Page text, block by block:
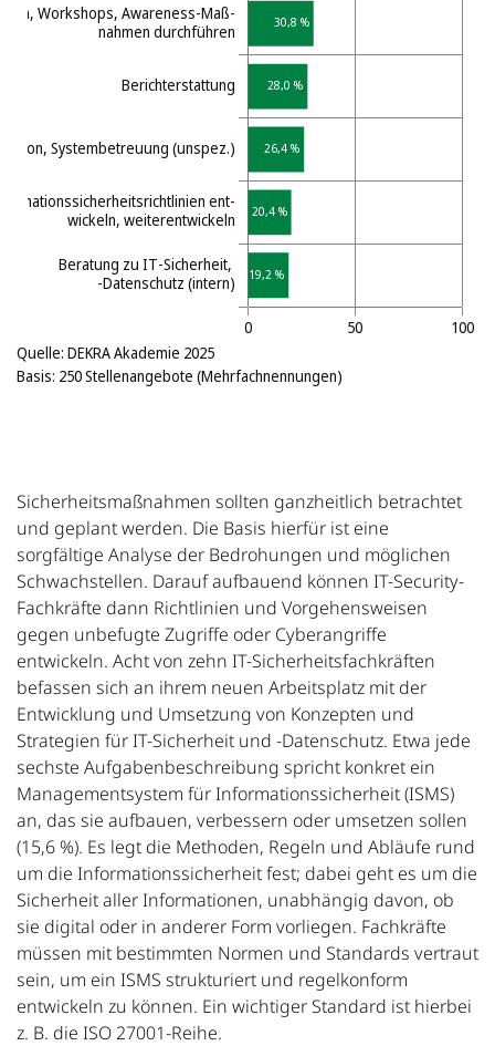
Quelle: DEKRA Akademie 2025
Basis: 250 Stellenangebote (Mehrfachnennungen)
Sicherheitsmaßnahmen sollten ganzheitlich betrachtet
und geplant werden. Die Basis hierfür ist eine
sorgfältige Analyse der Bedrohungen und möglichen
Schwachstellen. Darauf aufbauend können IT-Security-
Fachkräfte dann Richtlinien und Vorgehensweisen
gegen unbefugte Zugriffe oder Cyberangriffe
entwickeln. Acht von zehn IT-Sicherheitsfachkräften
befassen sich an ihrem neuen Arbeitsplatz mit der
Entwicklung und Umsetzung von Konzepten und
Strategien für IT-Sicherheit und -Datenschutz. Etwa jede
sechste Aufgabenbeschreibung spricht konkret ein
Managementsystem für Informationssicherheit (ISMS)
an, das sie aufbauen, verbessern oder umsetzen sollen
(15,6 %). Es legt die Methoden, Regeln und Abläufe rund
um die Informationssicherheit fest; dabei geht es um die
Sicherheit aller Informationen, unabhängig davon, ob
sie digital oder in anderer Form vorliegen. Fachkräfte
müssen mit bestimmten Normen und Standards vertraut
sein, um ein ISMS strukturiert und regelkonform
entwickeln zu können. Ein wichtiger Standard ist hierbei
z. B. die ISO 27001-Reihe.